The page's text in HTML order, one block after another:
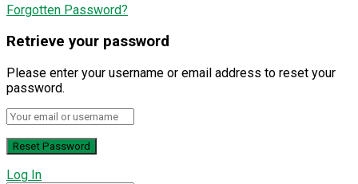
Forgotten Password?
Retrieve your password
Please enter your username or email address to reset your
password.
Log In